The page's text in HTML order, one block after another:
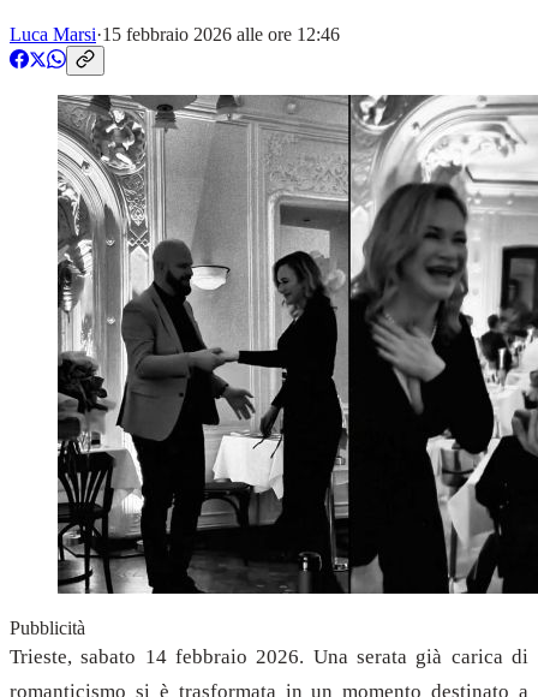
Luca Marsi·15 febbraio 2026 alle ore 12:46
Pubblicità
Trieste, sabato 14 febbraio 2026. Una serata già carica di
romanticismo si è trasformata in un momento destinato a